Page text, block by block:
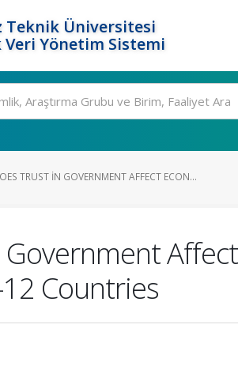
Teknik Üniversitesi
Yönetim Sistemi
TRUST IN GOVERNMENT AFFECT ECON...
Countries